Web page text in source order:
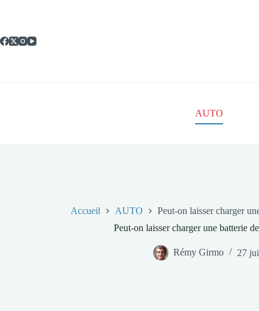
AUTO
Accueil AUTO
Peut-on laisser charger
Peut-on laisser charger une batterie
Rémy Girmo 27